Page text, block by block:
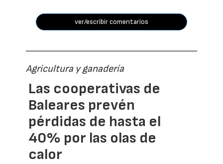
ver/escribir comentarios
Agricultura y ganadería
Las cooperativas de
Baleares prevén
pérdidas de hasta el
40% por las olas de
calor